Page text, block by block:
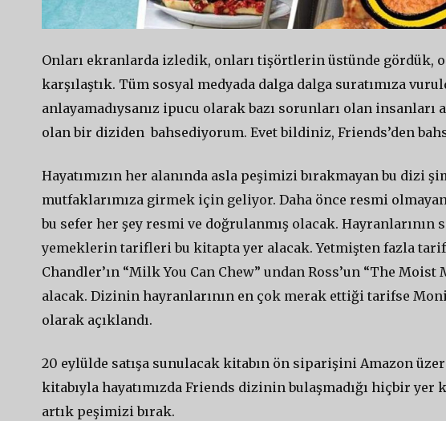
Onları ekranlarda izledik, onları tişörtlerin üstünde gördük,
karşılaştık. Tüm sosyal medyada dalga dalga suratımıza
anlayamadıysanız ipucu olarak bazı sorunları olan
olan bir diziden bahsediyorum. Evet bildiniz, Friends’den
Hayatımızın her alanında asla peşimizi bırakmayan bu dizi
mutfaklarımıza girmek için geliyor. Daha önce resmi
bu sefer her şey resmi ve doğrulanmış olacak. Hayranlarının
yemeklerin tarifleri bu kitapta yer alacak. Yetmişten fazla
Chandler’ın “Milk You Can Chew” undan Ross’un “The
alacak. Dizinin hayranlarının en çok merak ettiği tarifse
olarak açıklandı.
20 eylülde satışa sunulacak kitabın ön siparişini Amazon
kitabıyla hayatımızda Friends dizinin bulaşmadığı hiçbir
artık peşimizi bırak.